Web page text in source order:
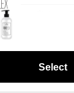
Select